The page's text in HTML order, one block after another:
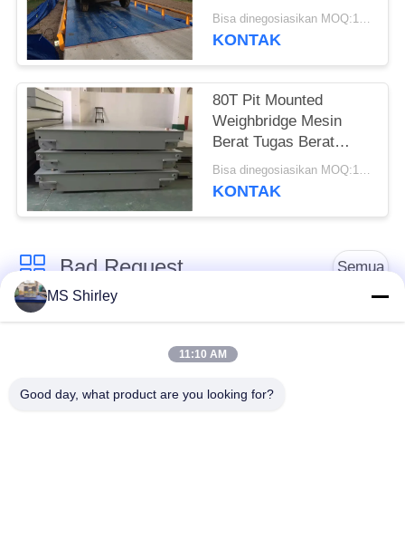
Bisa dinegosiasikan MOQ:1 Set
KONTAK
80T Pit Mounted
Weighbridge Mesin
Berat Tugas Berat
Yayasan Dangkal
Bisa dinegosiasikan MOQ:1 Set
KONTAK
Bad Request Semua
Jembatan Timbang
Jembatan Timbang
Truk
Timbangan
MS Shirley
11:10 AM
Good day, what product are you looking for?